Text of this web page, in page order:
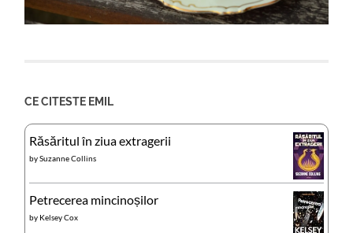
CE CITESTE EMIL
Răsăritul în ziua extragerii
bySuzanne Collins
Petrecerea mincinoșilor
by Kelsey Cox